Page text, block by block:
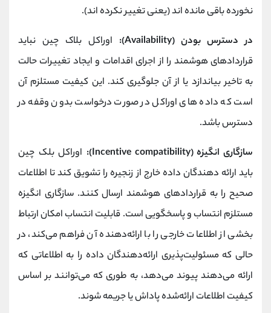
نخورده باقی مانده اند (یعنی تغییر نکرده اند).
در دسترس بودن (Availability
): اوراکل بلاک چین نباید
قراردادهای هوشمند را از اجرای اقدامات و ایجاد تغییرات حالت
به تاخیر بیاندازد یا از آن جلوگیری کند. این کیفیت مستلزم آن
است که داده های اوراکل در صورت درخواست بدون وقفه در
دسترس باشد.
سازگاری انگیزه (Incentive compatibility
): اوراکل بلک چین
باید ارائه دهندگان داده خارج از زنجیره را تشویق کند تا اطلاعات
صحیح را به قراردادهای هوشمند ارسال کنند. سازگاری انگیزه
مستلزم انتساب و پاسخگویی است. قابلیت انتساب امکان ارتباط
بخشی از اطلاعات خارجی را با ارائه‌دهنده آن فراهم می‌کند، در
حالی که مسئولیت‌پذیری ارائه‌دهندگان داده را به اطلاعاتی که
ارائه می‌دهند پیوند می‌دهد، به طوری که می‌توانند بر اساس
کیفیت اطلاعات ارائه‌شده پاداش یا جریمه شوند.